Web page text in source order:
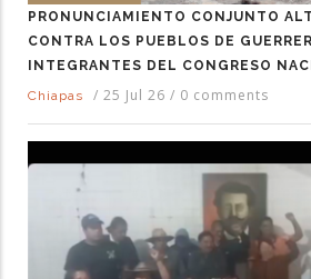
PRONUNCIAMIENTO CONJUNTO
CONTRA LOS PUEBLOS DE
INTEGRANTES DEL CONGRESO
Chiapas
/ 25 Jul 26 / 0 comments